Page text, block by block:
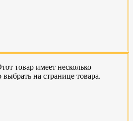
товар имеет несколько
на странице товара.